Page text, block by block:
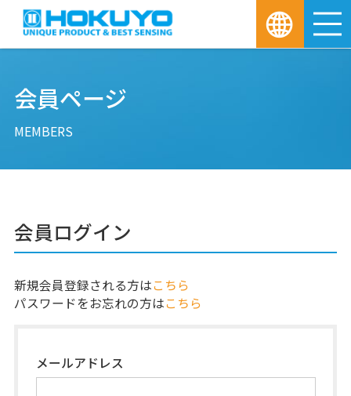
会員ページ
MEMBERS
会員ログイン
新規会員登録される方はこちら
パスワードをお忘れの方はこちら
メールアドレス